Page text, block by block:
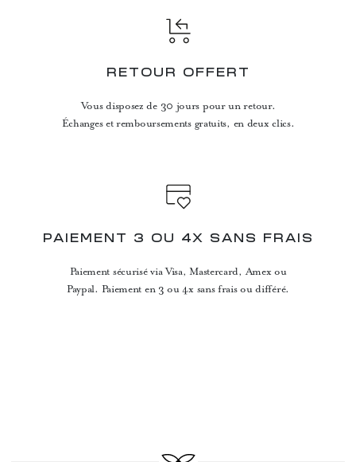
RETOUR OFFERT
Vous disposez de 30 jours pour un retour.
Échanges et remboursements gratuits, en deux clics.
PAIEMENT 3 OU 4X SANS FRAIS
Paiement sécurisé via Visa, Mastercard, Amex ou
Paypal. Paiement en 3 ou 4x sans frais ou différé.